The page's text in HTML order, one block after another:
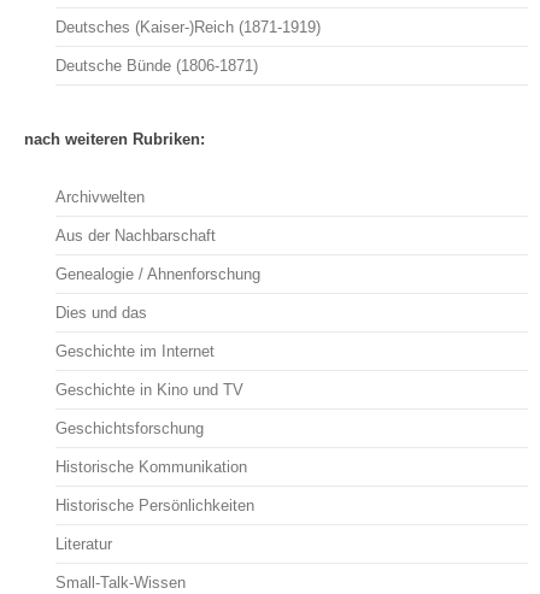
Deutsches (Kaiser-)Reich (1871-1919)
Deutsche Bünde (1806-1871)
nach weiteren Rubriken:
Archivwelten
Aus der Nachbarschaft
Genealogie / Ahnenforschung
Dies und das
Geschichte im Internet
Geschichte in Kino und TV
Geschichtsforschung
Historische Kommunikation
Historische Persönlichkeiten
Literatur
Small-Talk-Wissen